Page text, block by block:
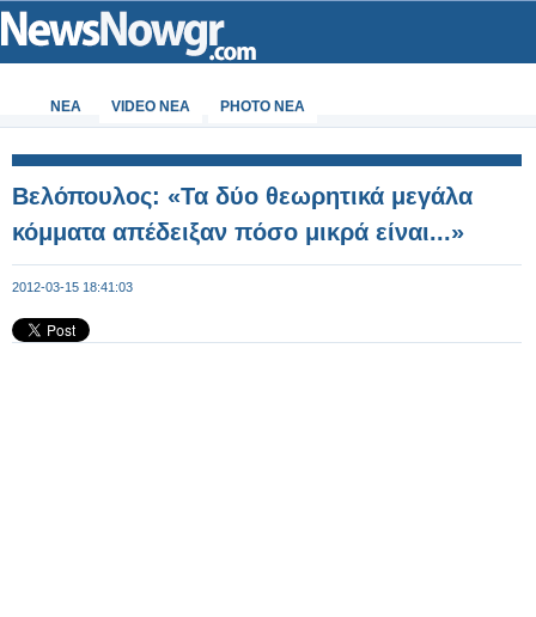
ΝΕΑ VIDEO NEA PHOTO NEA
Βελόπουλος: «Τα δύο θεωρητικά μεγάλα
κόμματα απέδειξαν πόσο μικρά είναι...»
2012-03-15 18:41:03